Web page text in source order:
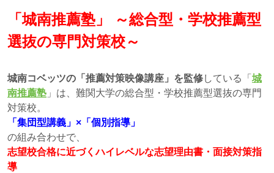
「城南推薦塾」 ～総合型・学校推薦型
選抜の専門対策校～
城南コベッツの「推薦対策映像講座」を監修している「 城
南推薦塾 」は、難関大学の総合型・学校推薦型選抜の専門
対策校。
「集団型講義」×「個別指導」
の組み合わせで、
志望校合格に近づくハイレベルな志望理由書・面接対策指
導